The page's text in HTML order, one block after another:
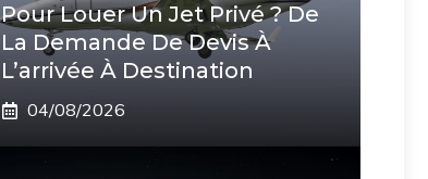
Pour Louer Un Jet Privé ? De
La Demande De Devis À
L’arrivée À Destination
04/08/2026